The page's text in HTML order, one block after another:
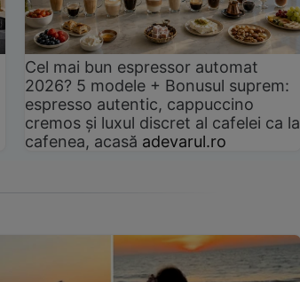
Cel mai bun espressor automat
2026? 5 modele + Bonusul suprem:
espresso autentic, cappuccino
cremos și luxul discret al cafelei ca la
cafenea, acasă adevarul.ro